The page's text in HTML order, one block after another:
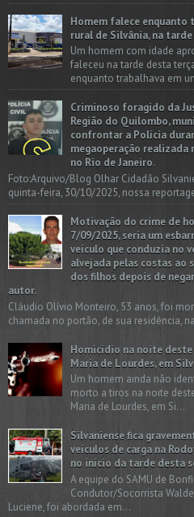
Homem falece enquanto
rural de Silvânia, na
Um homem com idade
faleceu na tarde desta
enquanto trabalhava em
Criminoso foragido da
Região do Quilombo,
confrontar a Polícia
megaoperação
no Rio de Janeiro.
Foto:Arquivo/Blog Olhar Cidadão
quinta-feira, 30/10/2025, nossa
Motivação do crime de
7/09/2025, seria um
veículo que conduzia no
alvejada pelas costas ao
dos filhos depois de
autor.
Cláudio Olívio Monteiro, 53 anos, foi
chamada no portão, de sua residência,
Homicídio na noite
Maria de Lourdes, em
Um homem ainda não
morto a tiros na noite
Maria de Lourdes, em Si...
Silvaniense fica
veículos de carga na
no início da tarde desta
A equipe do SAMU de
Condutor/Socorrista
Luciene, foi abordada em...